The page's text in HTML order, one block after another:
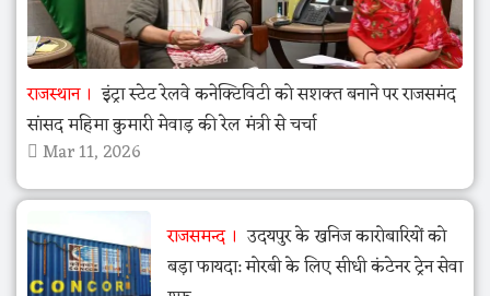
राजस्थान
इंट्रा स्टेट रेलवे कनेक्टिविटी को सशक्त बनाने पर राजसमंद
सांसद महिमा कुमारी मेवाड़ की रेल मंत्री से चर्चा
Mar 11, 2026
राजसमन्द
उदयपुर के खनिज कारोबारियों को
बड़ा फायदा: मोरबी के लिए सीधी कंटेनर ट्रेन सेवा